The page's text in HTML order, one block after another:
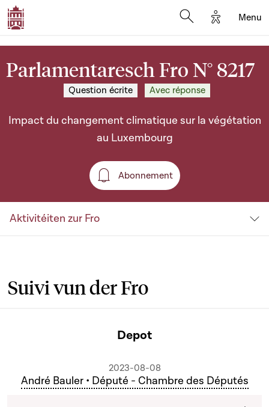
Options
Menu
Parlamentaresch Fro N° 8217
Question écrite Avec réponse
Impact du changement climatique sur la végétation
au Luxembourg
Abonnement
Abonnement
Aktivitéiten zur Fro
Suivi vun der Fro
Depot
2023-08-08
André Bauler • Député - Chambre des Députés